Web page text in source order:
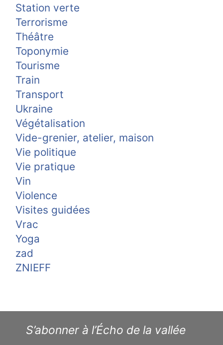
Station verte
Terrorisme
Théâtre
Toponymie
Tourisme
Train
Transport
Ukraine
Végétalisation
Vide-grenier, atelier, maison
Vie politique
Vie pratique
Vin
Violence
Visites guidées
Vrac
Yoga
zad
ZNIEFF
S’abonner à l’Écho de la vallée